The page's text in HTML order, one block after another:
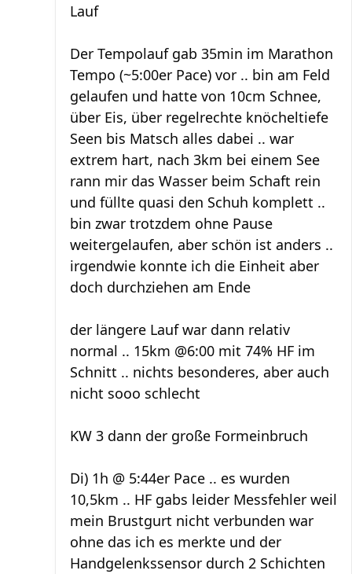
Lauf
Der Tempolauf gab 35min im Marathon
Tempo (~5:00er Pace) vor .. bin am Feld
gelaufen und hatte von 10cm Schnee,
über Eis, über regelrechte knöcheltiefe
Seen bis Matsch alles dabei .. war
extrem hart, nach 3km bei einem See
rann mir das Wasser beim Schaft rein
und füllte quasi den Schuh komplett ..
bin zwar trotzdem ohne Pause
weitergelaufen, aber schön ist anders ..
irgendwie konnte ich die Einheit aber
doch durchziehen am Ende
der längere Lauf war dann relativ
normal .. 15km @6:00 mit 74% HF im
Schnitt .. nichts besonderes, aber auch
nicht sooo schlecht
KW 3 dann der große Formeinbruch
Di) 1h @ 5:44er Pace .. es wurden
10,5km .. HF gabs leider Messfehler weil
mein Brustgurt nicht verbunden war
ohne das ich es merkte und der
Handgelenkssensor durch 2 Schichten